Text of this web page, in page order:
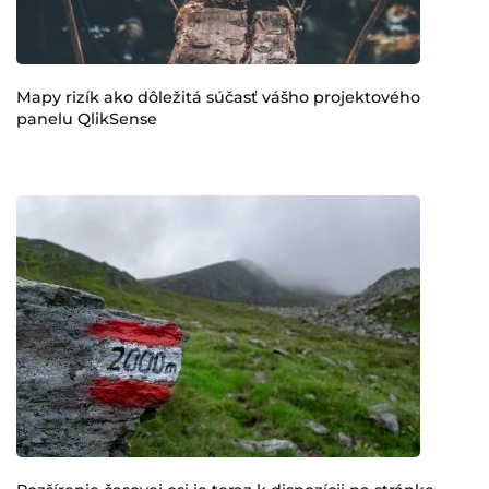
Mapy rizík ako dôležitá súčasť vášho projektového
panelu QlikSense